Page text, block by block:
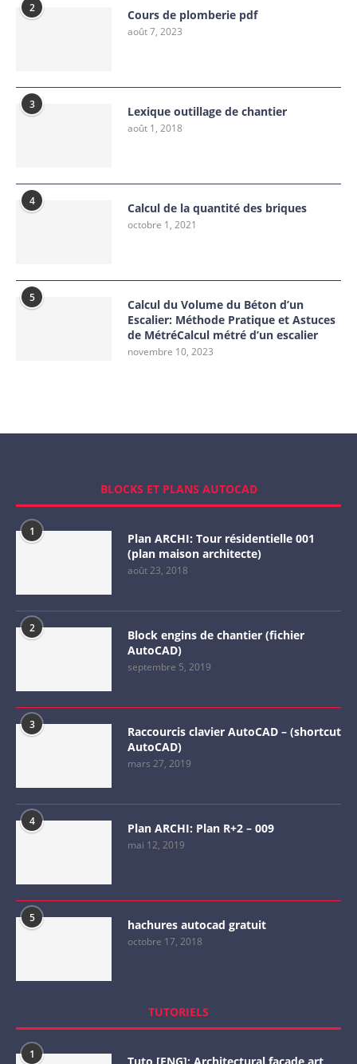
2 Cours de plomberie pdf
août 7, 2023
3 Lexique outillage de chantier
août 1, 2018
4 Calcul de la quantité des briques
octobre 1, 2021
5
Calcul du Volume du Béton d’un
Escalier: Méthode Pratique et Astuces
de MétréCalcul métré d’un escalier
novembre 10, 2023
BLOCKS ET PLANS AUTOCAD
1
Plan ARCHI: Tour résidentielle 001
(plan maison architecte)
août 23, 2018
2
Block engins de chantier (fichier
AutoCAD)
septembre 5, 2019
3
Raccourcis clavier AutoCAD – (shortcut
AutoCAD)
mars 27, 2019
4 Plan ARCHI: Plan R+2 – 009
mai 12, 2019
5 hachures autocad gratuit
octobre 17, 2018
TUTORIELS
1